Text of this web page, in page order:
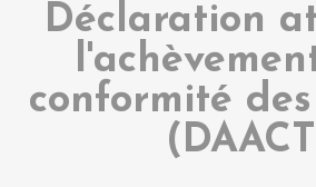
Déclaration
conformité